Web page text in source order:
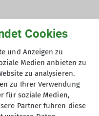
Cookies
und Anzeigen zu
Medien anbieten zu
zu analysieren.
zu Ihrer Verwendung
für soziale Medien,
Partner führen diese